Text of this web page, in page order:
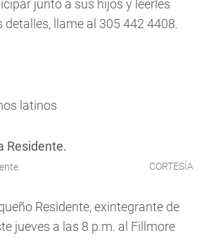
junto a sus hijos y leerles
llame al 305 442 4408.
latinos
CORTESÍA
Residente, exintegrante de
jueves a las 8 p.m. al Fillmore